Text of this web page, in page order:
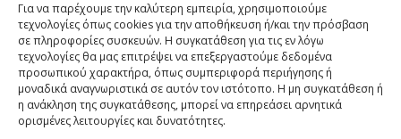
Για να παρέχουμε την καλύτερη εμπειρία, χρησιμοποιούμε
τεχνολογίες όπως cookies για την αποθήκευση ή/και την πρόσβαση
σε πληροφορίες συσκευών. Η συγκατάθεση για τις εν λόγω
τεχνολογίες θα μας επιτρέψει να επεξεργαστούμε δεδομένα
προσωπικού χαρακτήρα, όπως συμπεριφορά περιήγησης ή
μοναδικά αναγνωριστικά σε αυτόν τον ιστότοπο. Η μη συγκατάθεση ή
η ανάκληση της συγκατάθεσης, μπορεί να επηρεάσει αρνητικά
ορισμένες λειτουργίες και δυνατότητες.
ΤΗΛΕΦΩΝΟ: +30 211 4021758
EMAIL:info@welldone.com.gr